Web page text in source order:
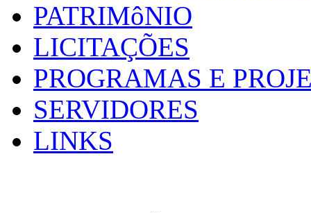
PATRIMôNIO
LICITAÇÕES
PROGRAMAS E
SERVIDORES
LINKS